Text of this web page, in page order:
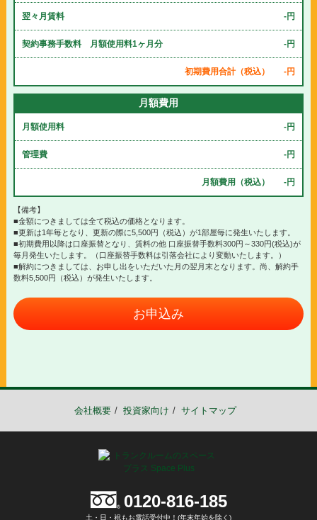
翌々月賃料 -円
契約事務手数料 月額使用料1ヶ月分 -円
初期費用合計（税込） -円
月額費用
月額使用料 -円
管理費 -円
月額費用（税込） -円
【備考】
■金額につきましては全て税込の価格となります。
■更新は1年毎となり、更新の際に5,500円（税込）が1部屋毎に発生いたします。
■初期費用以降は口座振替となり、賃料の他 口座振替手数料300円～330円(税込)が
毎月発生いたします。（口座振替手数料は引落会社により変動いたします。）
■解約につきましては、お申し出をいただいた月の翌月末となります。尚、解約手
数料5,500円（税込）が発生いたします。
お申込み
会社概要 投資家向け サイトマップ
0120-816-185
土・日・祝もお電話受付中！(年末年始を除く)